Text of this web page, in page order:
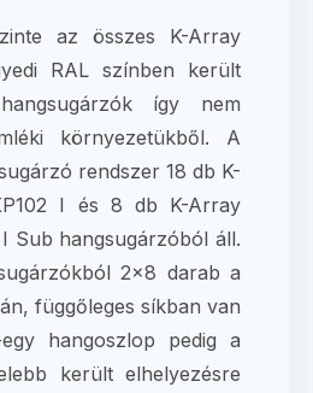
az összes K-Array
RAL színben került
így nem
környezetükből. A
rendszer 18 db K-
I és 8 db K-Array
Sub hangsugárzóból áll.
2×8 darab a
függőleges síkban van
hangoszlop pedig a
került elhelyezésre